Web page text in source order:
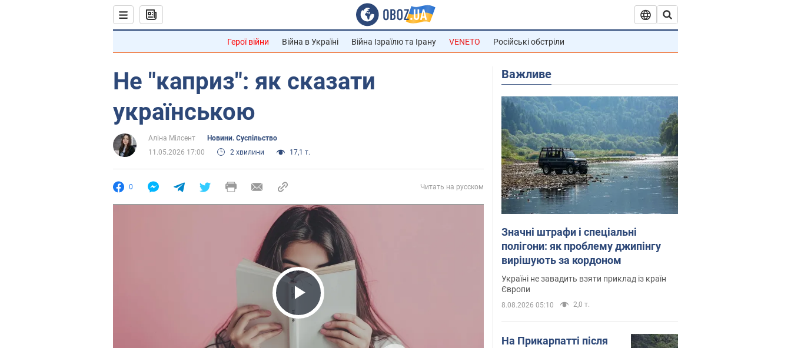
Герої війни Війна в Україні Війна Ізраїлю та Ірану VENETO Російські обстріли
Не "каприз": як сказати
українською
Аліна Мілсент
Новини. Суспільство
11.05.2026 17:00
2 хвилини 17,1 т.
0 Читать на русском
Play Video
Важливе
Значні штрафи і спеціальні
полігони: як проблему джипінгу
вирішують за кордоном
Україні не завадить взяти приклад із країн
Європи
8.08.2026 05:10 2,0 т.
На Прикарпатті після